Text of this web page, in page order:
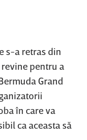
s-a retras din
pentru a
Grand
în care va
ca aceasta să